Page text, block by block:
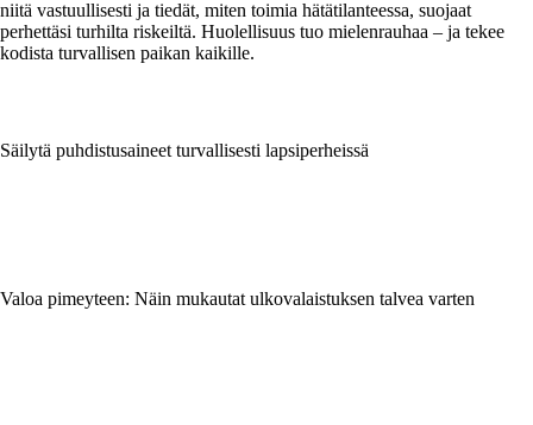
niitä vastuullisesti ja tiedät, miten toimia hätätilanteessa, suojaat
perhettäsi turhilta riskeiltä. Huolellisuus tuo mielenrauhaa – ja tekee
kodista turvallisen paikan kaikille.
Säilytä puhdistusaineet turvallisesti lapsiperheissä
Valoa pimeyteen: Näin mukautat ulkovalaistuksen talvea varten